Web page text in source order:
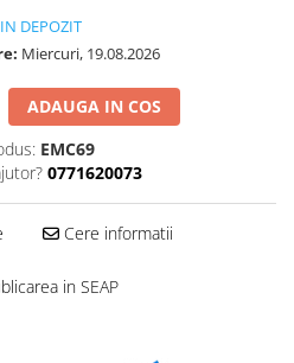
IN DEPOZIT
Miercuri, 19.08.2026
ADAUGA IN COS
EMC69
0771620073
Cere informatii
in SEAP